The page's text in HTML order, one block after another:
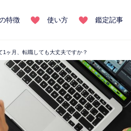
特徴 使い方 鑑定記事
1ヶ月、転職しても大丈夫ですか？